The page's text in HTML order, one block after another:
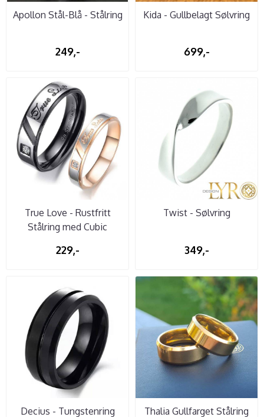
Apollon Stål-Blå - Stålring
249,-
Kida - Gullbelagt Sølvring
699,-
True Love - Rustfritt
Stålring med Cubic
229,-
Twist - Sølvring
349,-
Decius - Tungstenring Thalia Gullfarget Stålring